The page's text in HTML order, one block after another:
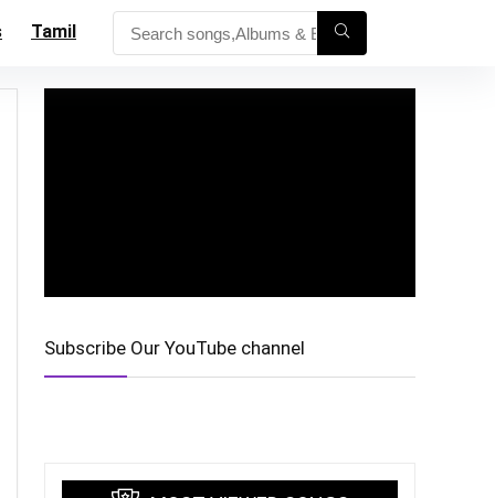
Tamil
Subscribe Our YouTube channel